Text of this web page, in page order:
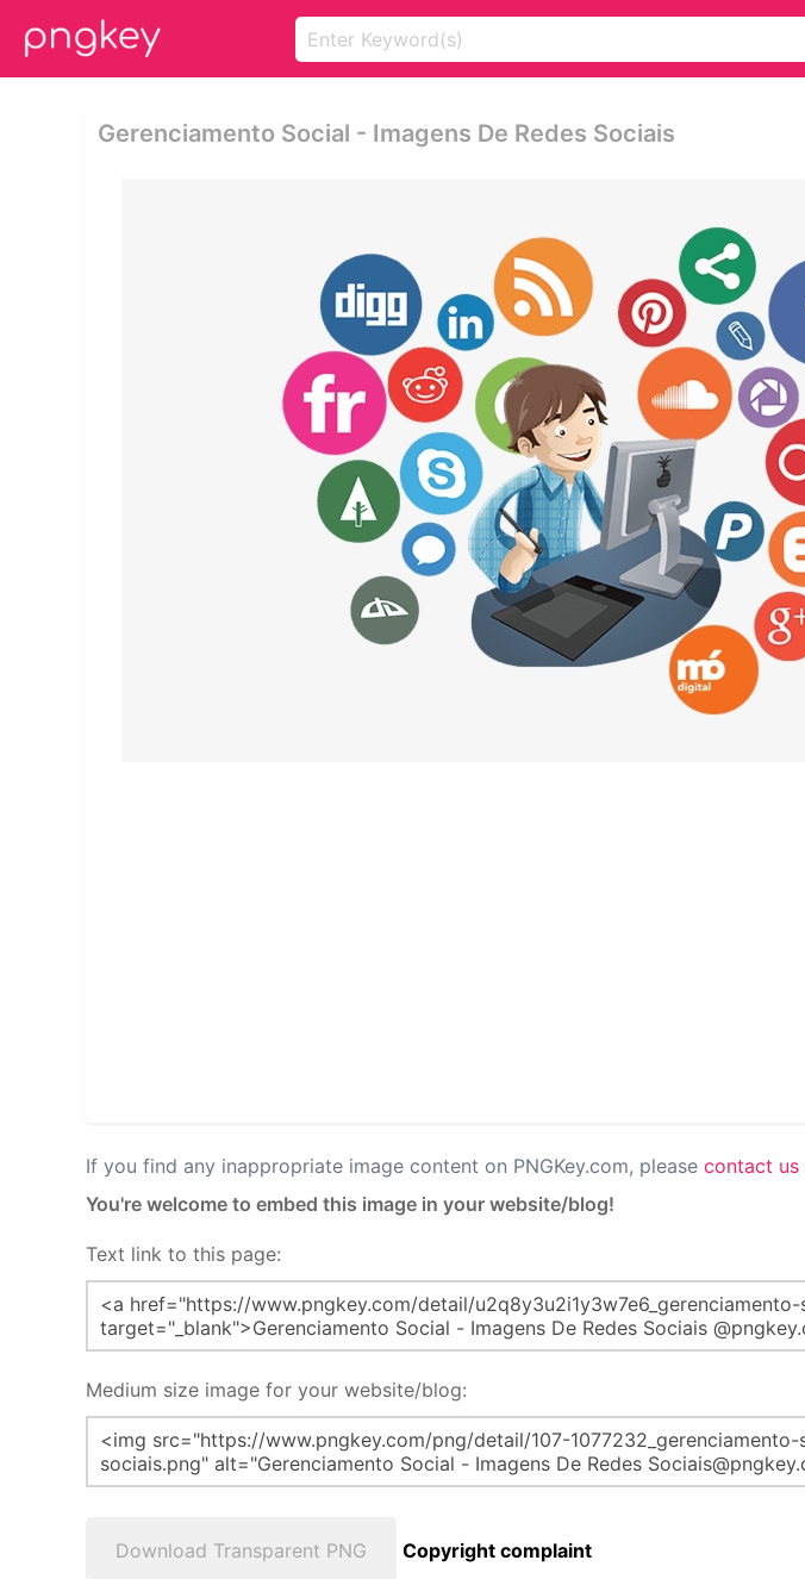
Gerenciamento Social - Imagens De Redes Sociais
If you find any inappropriate image content on PNGKey.com, please contact us
You're welcome to embed this image in your website/blog!
Text link to this page:
Medium size image for your website/blog:
Download Transparent PNG Copyright complaint